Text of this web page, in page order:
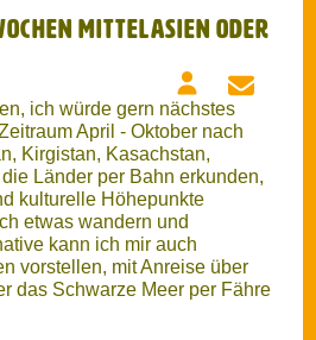
Kasachstan,
Länder per Bahn erkunden,
Höhepunkte
wandern und
kann ich mir auch
mit Anreise über
Schwarze Meer per Fähre
für Spontane
quasi immer Zeit habe,
um viel rumzukommen. Ich